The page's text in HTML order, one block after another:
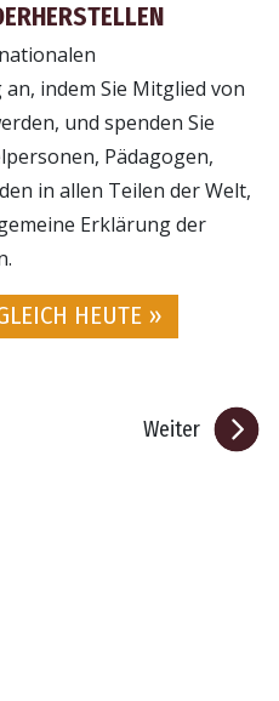
indem Sie Mitglied von
und spenden Sie
Pädagogen,
in allen Teilen der Welt,
Erklärung der
HEUTE »
Weiter